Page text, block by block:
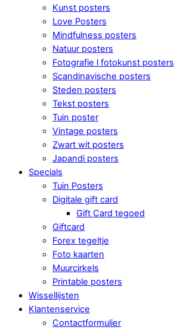
Kunst posters
Love Posters
Mindfulness posters
Natuur posters
Fotografie l fotokunst posters
Scandinavische posters
Steden posters
Tekst posters
Tuin poster
Vintage posters
Zwart wit posters
Japandi posters
Specials
Tuin Posters
Digitale gift card
Gift Card tegoed
Giftcard
Forex tegeltje
Foto kaarten
Muurcirkels
Printable posters
Wissellijsten
Klantenservice
Contactformulier